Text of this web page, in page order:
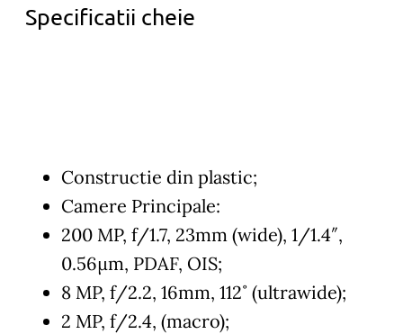
Specificatii cheie
Constructie din plastic;
Camere Principale:
200 MP, f/1.7, 23mm (wide), 1/1.4″,
0.56µm, PDAF, OIS;
8 MP, f/2.2, 16mm, 112˚ (ultrawide);
2 MP, f/2.4, (macro);